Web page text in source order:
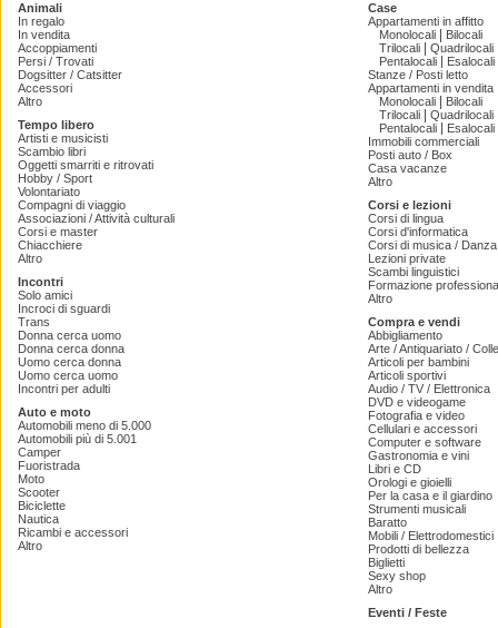
Animali
In regalo
In vendita
Accoppiamenti
Persi / Trovati
Dogsitter / Catsitter
Accessori
Altro
Tempo libero
Artisti e musicisti
Scambio libri
Oggetti smarriti e ritrovati
Hobby / Sport
Volontariato
Compagni di viaggio
Associazioni / Attività culturali
Corsi e master
Chiacchiere
Altro
Incontri
Solo amici
Incroci di sguardi
Trans
Donna cerca uomo
Donna cerca donna
Uomo cerca donna
Uomo cerca uomo
Incontri per adulti
Auto e moto
Automobili meno di 5.000
Automobili più di 5.001
Camper
Fuoristrada
Moto
Scooter
Biciclette
Nautica
Ricambi e accessori
Altro
Case
Appartamenti in affitto
Monolocali
Bilocali
Trilocali
Quadrilocali
Pentalocali
Esalocali
Stanze / Posti letto
Appartamenti in vendita
Monolocali
Bilocali
Trilocali
Quadrilocali
Pentalocali
Esalocali
Immobili commerciali
Posti auto / Box
Casa vacanze
Altro
Corsi e lezioni
Corsi di lingua
Corsi d'informatica
Corsi di musica /
Lezioni private
Scambi linguistici
Formazione
Altro
Compra e vendi
Abbigliamento
Arte / Antiquariato /
Articoli per bambini
Articoli sportivi
Audio / TV / Elettronica
DVD e videogame
Fotografia e video
Cellulari e accessori
Computer e software
Gastronomia e vini
Libri e CD
Orologi e gioielli
Per la casa e il giardino
Strumenti musicali
Baratto
Mobili / Elettrodomestici
Prodotti di bellezza
Biglietti
Sexy shop
Altro
Eventi / Feste